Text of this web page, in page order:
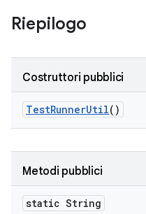
Riepilogo
Costruttori pubblici
TestRunnerUtil()
Metodi pubblici
static String